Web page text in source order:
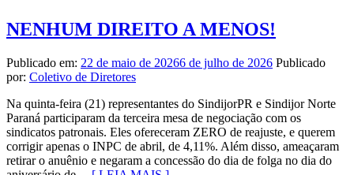
NENHUM DIREITO A MENOS!
Publicado em: 22 de maio de 20266 de julho de 2026 Publicado
por: Coletivo de Diretores
Na quinta-feira (21) representantes do SindijorPR e Sindijor Norte
Paraná participaram da terceira mesa de negociação com os
sindicatos patronais. Eles ofereceram ZERO de reajuste, e querem
corrigir apenas o INPC de abril, de 4,11%. Além disso, ameaçaram
retirar o anuênio e negaram a concessão do dia de folga no dia do